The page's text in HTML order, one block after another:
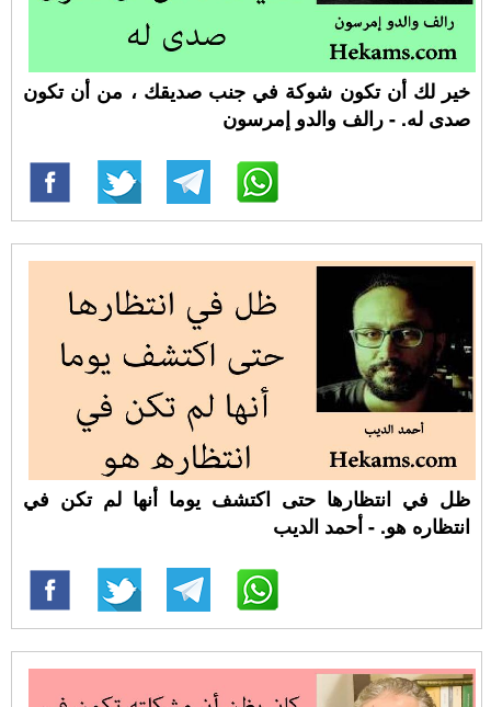
خير لك أن تكون شوكة في جنب صديقك ، من أن تكون
صدى له. - رالف والدو إمرسون
ظل في انتظارها حتى اكتشف يوما أنها لم تكن في
انتظاره هو. - أحمد الديب